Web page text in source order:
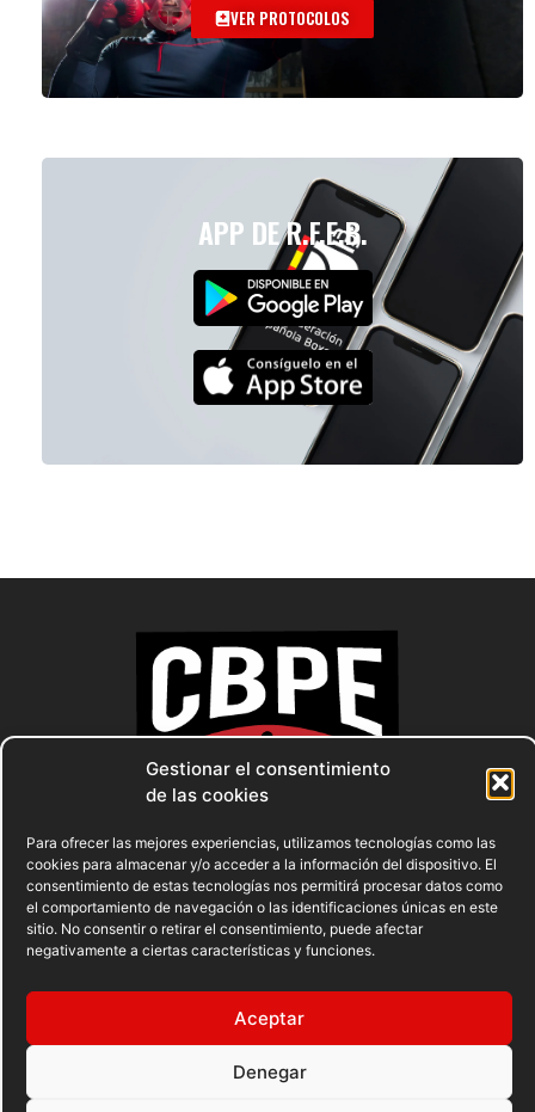
Gestionar el consentimiento
de las cookies
Para ofrecer las mejores experiencias, utilizamos tecnologías como las
cookies para almacenar y/o acceder a la información del dispositivo. El
consentimiento de estas tecnologías nos permitirá procesar datos como
el comportamiento de navegación o las identificaciones únicas en este
sitio. No consentir o retirar el consentimiento, puede afectar
negativamente a ciertas características y funciones.
Aceptar
Denegar
VER PROTOCOLOS
APP DE R.F.E.B.
POLÍTICA DE COOKIES